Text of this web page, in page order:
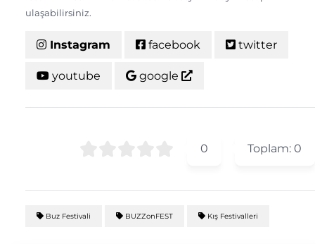
ulaşabilirsiniz.
Instagram facebook twitter
youtube google
0 Toplam: 0
Buz Festivali BUZZonFEST Kış Festivalleri